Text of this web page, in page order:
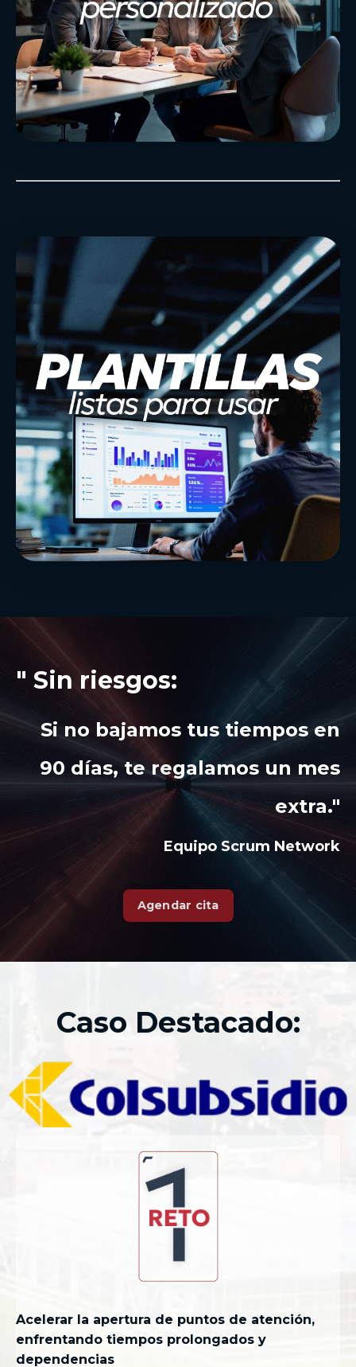
" Sin riesgos:
Si no bajamos tus tiempos en
90 días, te regalamos un mes
extra."
Equipo Scrum Network
Agendar cita
Caso Destacado:
Acelerar la apertura de puntos de atención,
enfrentando tiempos prolongados y
dependencias